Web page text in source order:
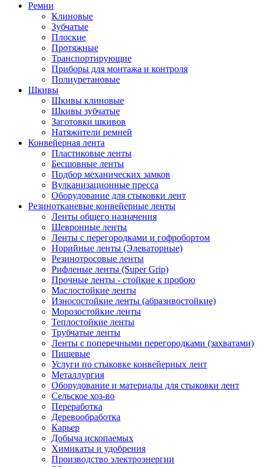
Ремни
Клиновые
Зубчатые
Плоские
Протяжные
Транспортирующие
Приборы для монтажа и контроля
Полиуретановые
Шкивы
Шкивы клиновые
Шкивы зубчатые
Заготовки шкивов
Натяжители ремней
Конвейерная лента
Пластиковые ленты
Бесшовные ленты
Подбор механических замков
Вулканизационные пресса
Оборудование для стыковки лент
Резинотканевые конвейерные ленты
Ленты общего назначения
Шевронные ленты
Ленты с перегородками и гофробортом
Норийные ленты (Элеваторные)
Резинотросовые ленты
Рифленые ленты (Super Grip)
Прочные ленты - стойкие к пробою
Маслостойкие ленты
Износостойкие ленты (абразивостойкие)
Морозостойкие ленты
Теплостойкие ленты
Трубчатые ленты
Ленты с поперечными перегородками (захватами)
Пищевые
Услуги по стыковке конвейерных лент
Металлургия
Оборудование и материалы для стыковки лент
Сельское хоз-во
Переработка
Деревообработка
Карьер
Добыча ископаемых
Химикаты и удобрения
Производство электроэнергии